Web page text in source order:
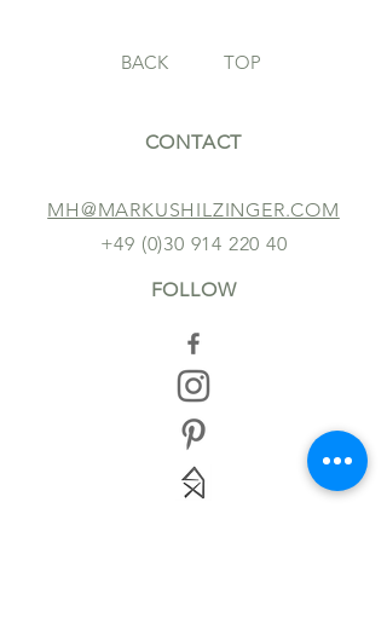
BACK TOP
CONTACT
MH@MARKUSHILZINGER.COM
+49 (0)30 914 220 40
FOLLOW